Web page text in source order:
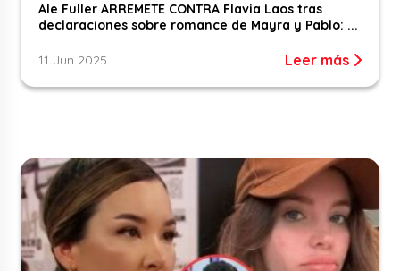
Ale Fuller ARREMETE CONTRA Flavia Laos tras
declaraciones sobre romance de Mayra y Pablo: ...
11 Jun 2025 Leer más